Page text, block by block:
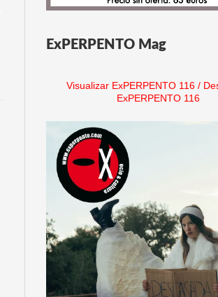
ExPERPENTO Mag
Visualizar ExPERPENTO 116 /
ExPERPENTO 116